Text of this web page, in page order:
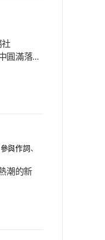
社
圓滿落
與作詞、
潮的新